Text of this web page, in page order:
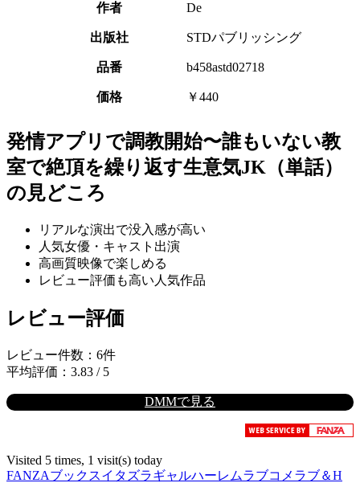
作者 De
出版社 STDパブリッシング
品番 b458astd02718
価格 ￥440
発情アプリで調教開始〜誰もいない教
室で絶頂を繰り返す生意気JK（単話）
の見どころ
リアルな演出で没入感が高い
人気女優・キャスト出演
高画質映像で楽しめる
レビュー評価も高い人気作品
レビュー評価
レビュー件数：6件
平均評価：3.83 / 5
DMMで見る
Visited 5 times, 1 visit(s) today
FANZAブックスイタズラギャルハーレムラブコメ ラブ＆H